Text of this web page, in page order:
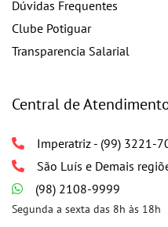
Dúvidas Frequentes
Clube Potiguar
Transparencia Salarial
Central de
Imperatriz - (99) 3221-
São Luís e Demais
(98) 2108-9999
Segunda a sexta das 8h às 18h